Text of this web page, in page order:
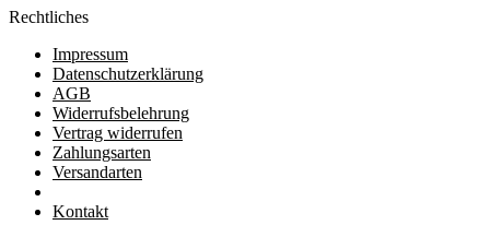
Rechtliches
Impressum
Datenschutzerklärung
AGB
Widerrufsbelehrung
Vertrag widerrufen
Zahlungsarten
Versandarten
Kontakt